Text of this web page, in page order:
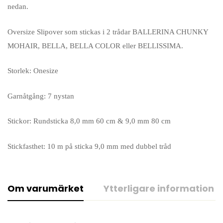
nedan.
Oversize Slipover som stickas i 2 trådar BALLERINA CHUNKY
MOHAIR, BELLA, BELLA COLOR eller BELLISSIMA.
Storlek: Onesize
Garnåtgång: 7 nystan
Stickor: Rundsticka 8,0 mm 60 cm & 9,0 mm 80 cm
Stickfasthet: 10 m på sticka 9,0 mm med dubbel tråd
Om varumärket Ytterligare information